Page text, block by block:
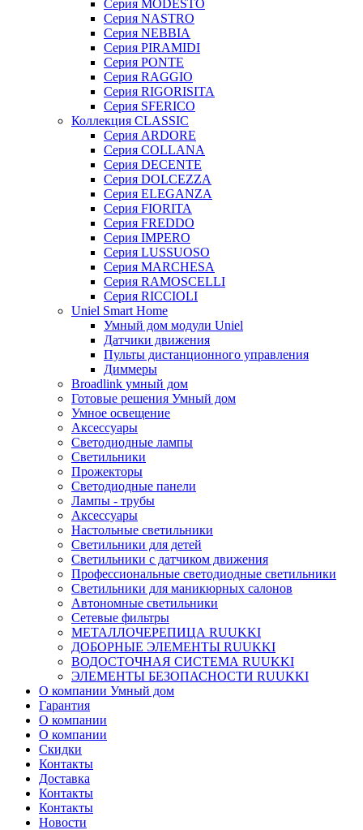
Серия MODESTO
Серия NASTRO
Серия NEBBIA
Серия PIRAMIDI
Серия PONTE
Серия RAGGIO
Серия RIGORISITA
Серия SFERICO
Коллекция CLASSIC
Серия ARDORE
Серия COLLANA
Серия DECENTE
Серия DOLCEZZA
Серия ELEGANZA
Серия FIORITA
Серия FREDDO
Серия IMPERO
Серия LUSSUOSO
Серия MARCHESA
Серия RAMOSCELLI
Серия RICCIOLI
Uniel Smart Home
Умный дом модули Uniel
Датчики движения
Пульты дистанционного управления
Диммеры
Broadlink умный дом
Готовые решения Умный дом
Умное освещение
Аксессуары
Светодиодные лампы
Светильники
Прожекторы
Светодиодные панели
Лампы - трубы
Аксессуары
Настольные светильники
Светильники для детей
Светильники с датчиком движения
Профессиональные светодиодные светильники
Светильники для маникюрных салонов
Автономные светильники
Сетевые фильтры
МЕТАЛЛОЧЕРЕПИЦА RUUKKI
ДОБОРНЫЕ ЭЛЕМЕНТЫ RUUKKI
ВОДОСТОЧНАЯ СИСТЕМА RUUKKI
ЭЛЕМЕНТЫ БЕЗОПАСНОСТИ RUUKKI
О компании Умный дом
Гарантия
О компании
О компании
Скидки
Контакты
Доставка
Контакты
Контакты
Новости